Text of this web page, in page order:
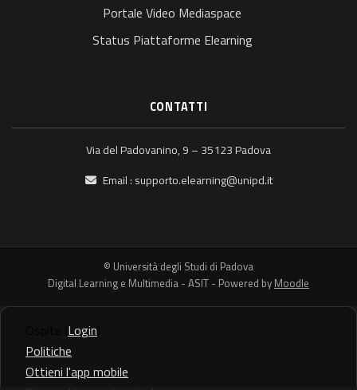
Portale Video Mediaspace
Status Piattaforme Elearning
CONTATTI
Via del Padovanino, 9 – 35123 Padova
Email : supporto.elearning@unipd.it
© Università degli Studi di Padova
Digital Learning e Multimedia - ASIT - Powered by Moodle
Login
Politiche
Ottieni l'app mobile